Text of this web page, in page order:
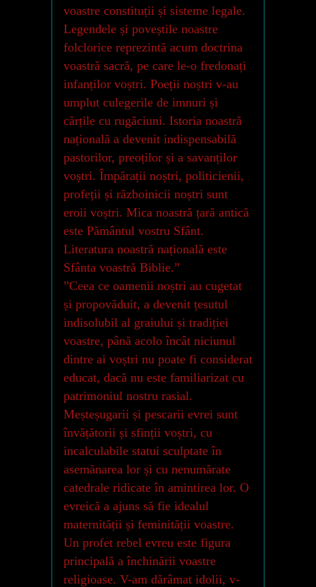
voastre constituții și sisteme legale.
Legendele și poveștile noastre
folclorice reprezintă acum doctrina
voastră sacră, pe care le-o fredonați
infanților voștri. Poeții noștri v-au
umplut culegerile de imnuri și
cărțile cu rugăciuni. Istoria noastră
națională a devenit indispensabilă
pastorilor, preoților și a savanților
voștri. Împărații noștri, politicienii,
profeții și războinicii noștri sunt
eroii voștri. Mica noastră țară antică
este Pământul vostru Sfânt.
Literatura noastră națională este
Sfânta voastră Biblie.”
”Ceea ce oamenii noștri au cugetat
și propovăduit, a devenit țesutul
indisolubil al graiului și tradiției
voastre, până acolo încât niciunul
dintre ai voștri nu poate fi considerat
educat, dacă nu este familiarizat cu
patrimoniul nostru rasial.
Meșteșugarii și pescarii evrei sunt
învățătorii și sfinții voștri, cu
incalculabile statui sculptate în
asemănarea lor și cu nenumărate
catedrale ridicate în amintirea lor. O
evreică a ajuns să fie idealul
maternității și feminității voastre.
Un profet rebel evreu este figura
principală a închinării voastre
religioase. V-am dărâmat idolii, v-